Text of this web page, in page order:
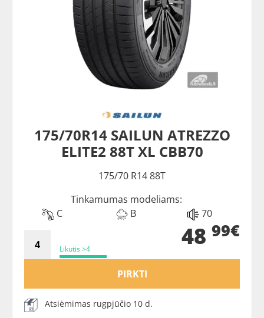
175/70R14 SAILUN ATREZZO
ELITE2 88T XL CBB70
175/70 R14 88T
Tinkamumas modeliams:
C
B 70
Likutis >4 48 99€
PIRKTI
Atsiėmimas rugpjūčio 10 d.